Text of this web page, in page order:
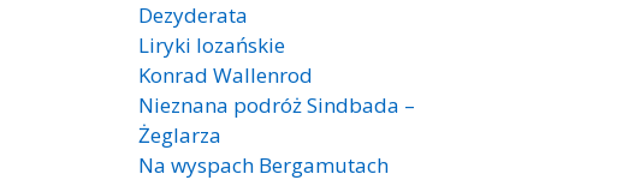
Dezyderata
Liryki lozańskie
Konrad Wallenrod
Nieznana podróż Sindbada –
Żeglarza
Na wyspach Bergamutach